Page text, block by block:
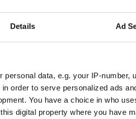
Details Ad
personal data, e.g. your IP-
order to serve personalized ads
You have a choice in who
digital property where you have
& Frisk och Hoc och